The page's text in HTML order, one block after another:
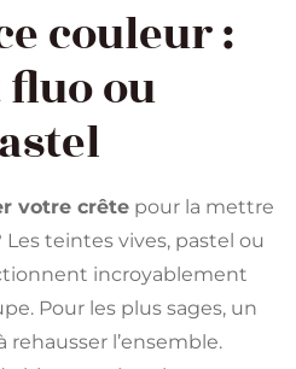
couleur :
ou
votre crête pour la mettre
teintes vives, pastel ou
incroyablement
Pour les plus sages, un
l’ensemble.